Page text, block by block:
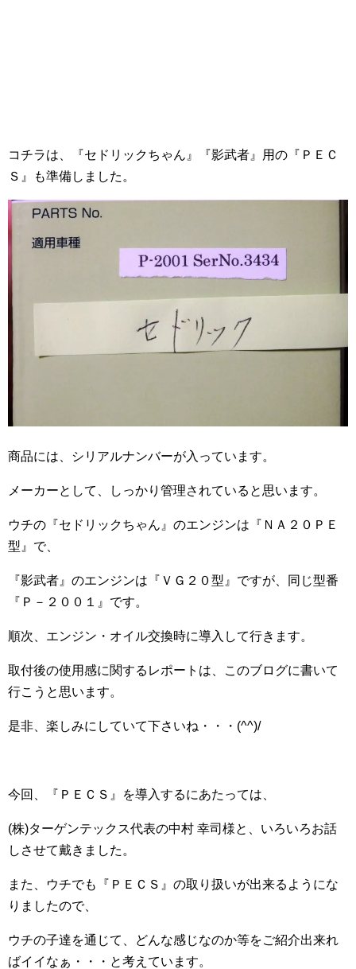
コチラは、『セドリックちゃん』『影武者』用の『ＰＥＣ
Ｓ』も準備しました。
商品には、シリアルナンバーが入っています。
メーカーとして、しっかり管理されていると思います。
ウチの『セドリックちゃん』のエンジンは『ＮＡ２０ＰＥ
型』で、
『影武者』のエンジンは『ＶＧ２０型』ですが、同じ型番
『Ｐ－２００１』です。
順次、エンジン・オイル交換時に導入して行きます。
取付後の使用感に関するレポートは、このブログに書いて
行こうと思います。
是非、楽しみにしていて下さいね・・・(^^)/
今回、『ＰＥＣＳ』を導入するにあたっては、
(株)ターゲンテックス代表の中村 幸司様と、いろいろお話
しさせて戴きました。
また、ウチでも『ＰＥＣＳ』の取り扱いが出来るようにな
りましたので、
ウチの子達を通じて、どんな感じなのか等をご紹介出来れ
ばイイなぁ・・・と考えています。